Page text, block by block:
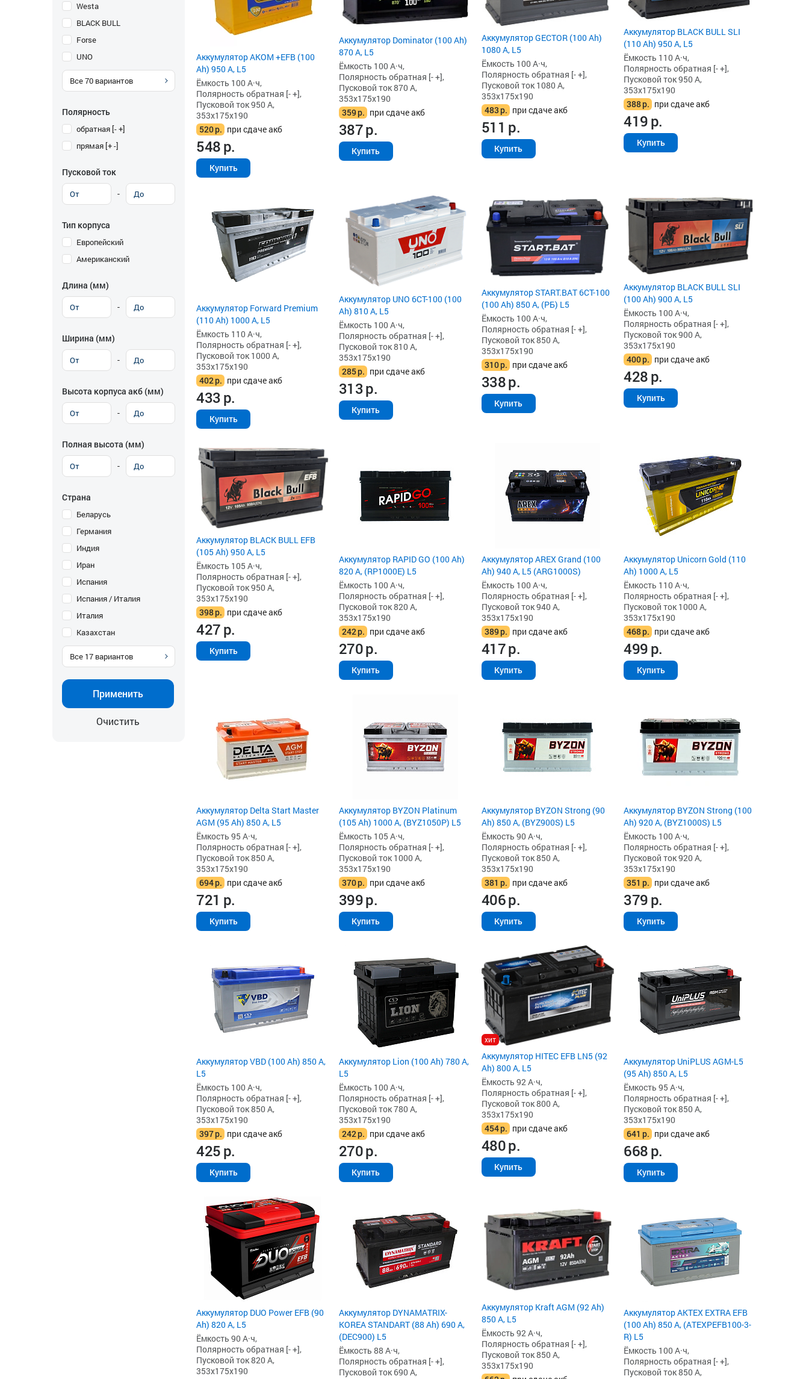
Westa
BLACK BULL
Forse
UNO
Все70 вариантов
Полярность
обратная [- +]
прямая [+ -]
Пусковой ток
-
Тип корпуса
Европейский
Американский
Длина (мм)
-
Ширина (мм)
-
Высота корпуса акб (мм)
-
Полная высота (мм)
-
Страна
Беларусь
Германия
Индия
Иран
Испания
Испания / Италия
Италия
Казахстан
Все 17 вариантов
Применить
Очистить
Аккумулятор AKOM +EFB (100
Ah) 950 А, L5
Ёмкость 100 А·ч,
Полярность обратная [- +],
Пусковой ток 950 А,
353x175x190
520р. при сдаче акб
548р.
Купить
Аккумулятор Dominator (100 Ah)
870 А, L5
Ёмкость 100 А·ч,
Полярность обратная [- +],
Пусковой ток 870 А,
353x175x190
359р. при сдаче акб
387р.
Купить
Аккумулятор GECTOR (100 Ah)
1080 А, L5
Ёмкость 100 А·ч,
Полярность обратная [- +],
Пусковой ток 1080 А,
353x175x190
483р. при сдаче акб
511 р.
Купить
Аккумулятор BLACK BULL SLI
(110 Ah) 950 А, L5
Ёмкость 110 А·ч,
Полярность обратная [- +],
Пусковой ток 950 А,
353x175x190
388р. при сдаче акб
419р.
Купить
Аккумулятор Forward Premium
(110 Ah) 1000 А, L5
Ёмкость 110 А·ч,
Полярность обратная [- +],
Пусковой ток 1000 А,
353x175x190
402р. при сдаче акб
433р.
Купить
Аккумулятор UNO 6CT-100 (100
Ah) 810 А, L5
Ёмкость 100 А·ч,
Полярность обратная [- +],
Пусковой ток 810 А,
353x175x190
285р. при сдаче акб
313р.
Купить
Аккумулятор START.BAT 6CT-100
(100 Ah) 850 А, (РБ) L5
Ёмкость 100 А·ч,
Полярность обратная [- +],
Пусковой ток 850 А,
353x175x190
310р. при сдаче акб
338р.
Купить
Аккумулятор BLACK BULL SLI
(100 Ah) 900 А, L5
Ёмкость 100 А·ч,
Полярность обратная [- +],
Пусковой ток 900 А,
353x175x190
400р. при сдаче акб
428р.
Купить
Аккумулятор BLACK BULL EFB
(105 Ah) 950 А, L5
Ёмкость 105 А·ч,
Полярность обратная [- +],
Пусковой ток 950 А,
353x175x190
398р. при сдаче акб
427р.
Купить
Аккумулятор RAPID GO (100 Ah)
820 А, (RP1000E) L5
Ёмкость 100 А·ч,
Полярность обратная [- +],
Пусковой ток 820 А,
353x175x190
242р. при сдаче акб
270р.
Купить
Аккумулятор AREX Grand (100
Ah) 940 А, L5 (ARG1000S)
Ёмкость 100 А·ч,
Полярность обратная [- +],
Пусковой ток 940 А,
353x175x190
389р. при сдаче акб
417р.
Купить
Аккумулятор Unicorn Gold (110
Ah) 1000 А, L5
Ёмкость 110 А·ч,
Полярность обратная [- +],
Пусковой ток 1000 А,
353x175x190
468р. при сдаче акб
499р.
Купить
Аккумулятор Delta Start Master
AGM (95 Ah) 850 А, L5
Ёмкость 95 А·ч,
Полярность обратная [- +],
Пусковой ток 850 А,
353x175x190
694р. при сдаче акб
721 р.
Купить
Аккумулятор BYZON Platinum
(105 Ah) 1000 А, (BYZ1050P) L5
Ёмкость 105 А·ч,
Полярность обратная [- +],
Пусковой ток 1000 А,
353x175x190
370р. при сдаче акб
399р.
Купить
Аккумулятор BYZON Strong (90
Ah) 850 А, (BYZ900S) L5
Ёмкость 90 А·ч,
Полярность обратная [- +],
Пусковой ток 850 А,
353x175x190
381 р. при сдаче акб
406р.
Купить
Аккумулятор BYZON Strong (100
Ah) 920 А, (BYZ1000S) L5
Ёмкость 100 А·ч,
Полярность обратная [- +],
Пусковой ток 920 А,
353x175x190
351 р. при сдаче акб
379р.
Купить
Аккумулятор VBD (100 Ah) 850 А,
L5
Ёмкость 100 А·ч,
Полярность обратная [- +],
Пусковой ток 850 А,
353x175x190
397р. при сдаче акб
425р.
Купить
Аккумулятор Lion (100 Ah) 780 А,
L5
Ёмкость 100 А·ч,
Полярность обратная [- +],
Пусковой ток 780 А,
353x175x190
242р. при сдаче акб
270р.
Купить
хит
Аккумулятор HITEC EFB LN5 (92
Ah) 800 А, L5
Ёмкость 92 А·ч,
Полярность обратная [- +],
Пусковой ток 800 А,
353x175x190
454р. при сдаче акб
480р.
Купить
Аккумулятор UniPLUS AGM-L5
(95 Ah) 850 А, L5
Ёмкость 95 А·ч,
Полярность обратная [- +],
Пусковой ток 850 А,
353x175x190
641 р. при сдаче акб
668р.
Купить
Аккумулятор DUO Power EFB (90
Ah) 820 А, L5
Ёмкость 90 А·ч,
Полярность обратная [- +],
Пусковой ток 820 А,
353x175x190
Аккумулятор DYNAMATRIX-
KOREA STANDART (88 Ah) 690 А,
(DEC900) L5
Ёмкость 88 А·ч,
Полярность обратная [- +],
Пусковой ток 690 А,
Аккумулятор Kraft AGM (92 Ah)
850 А, L5
Ёмкость 92 А·ч,
Полярность обратная [- +],
Пусковой ток 850 А,
353x175x190
Аккумулятор AKTEX EXTRA EFB
(100 Ah) 850 А, (ATEXPEFB100-3-
R) L5
Ёмкость 100 А·ч,
Полярность обратная [- +],
Пусковой ток 850 А,